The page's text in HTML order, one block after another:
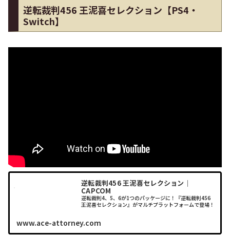
逆転裁判456 王泥喜セレクション【PS4・
Switch】
逆転裁判456 王泥喜セレクション｜
CAPCOM
逆転裁判4、5、6が1つのパッケージに！『逆転裁判456
王泥喜セレクション』がマルチプラットフォームで登場！
www.ace-attorney.com